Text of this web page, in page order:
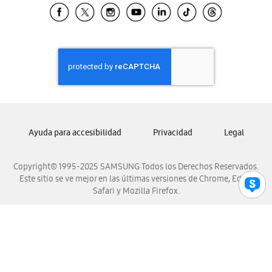
Samsung El Salvador
Samsung Honduras
Samsung Nicaragua
Samsung Panamá
Samsung Venezuela
Copyright© 1995-2025 SAMSUNG Todos los Derechos Reservados.
Este sitio se ve mejor en las últimas versiones de Chrome, Edge,
Safari y Mozilla Firefox.
Ayuda para accesibilidad Privacidad Legal